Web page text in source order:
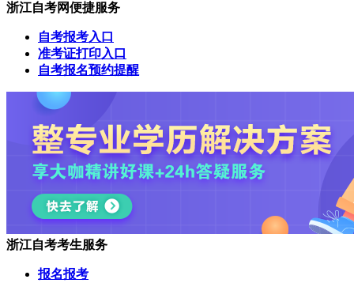
浙江自考网便捷服务
自考报考入口
准考证打印入口
自考报名预约提醒
浙江自考考生服务
报名报考